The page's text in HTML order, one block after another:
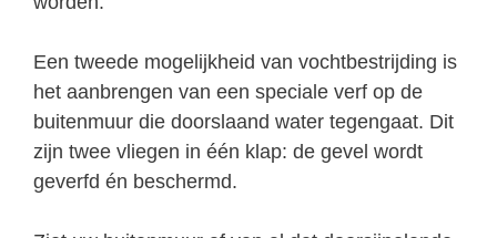
Een tweede mogelijkheid van vochtbestrijding is
het aanbrengen van een speciale verf op de
buitenmuur die doorslaand water tegengaat. Dit
zijn twee vliegen in één klap: de gevel wordt
geverfd én beschermd.